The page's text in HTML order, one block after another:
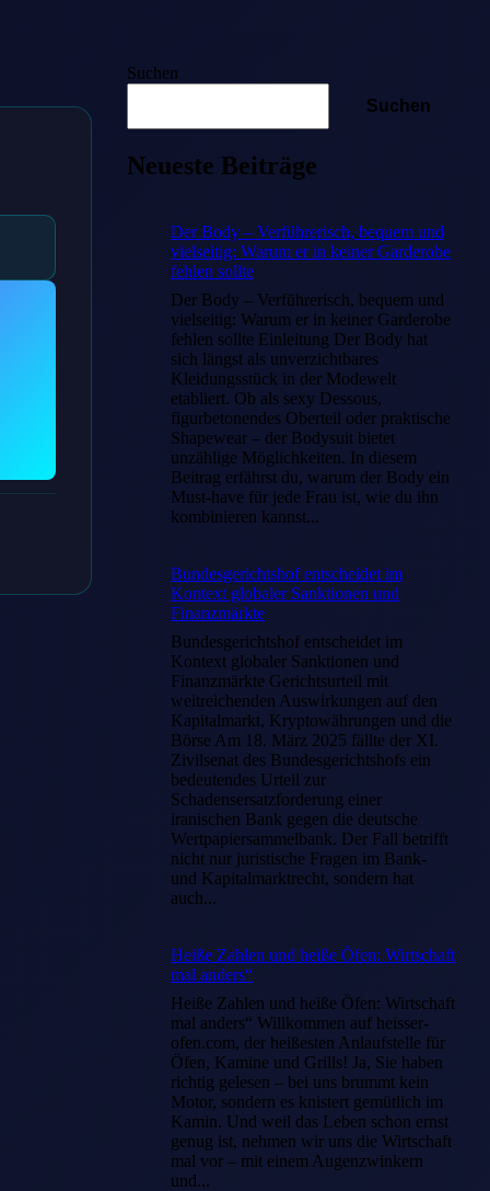
Suchen
Suchen
Neueste Beiträge
Der Body – Verführerisch, bequem und
vielseitig: Warum er in keiner Garderobe
fehlen sollte
Der Body – Verführerisch, bequem und
vielseitig: Warum er in keiner Garderobe
fehlen sollte Einleitung Der Body hat
sich längst als unverzichtbares
Kleidungsstück in der Modewelt
etabliert. Ob als sexy Dessous,
figurbetonendes Oberteil oder praktische
Shapewear – der Bodysuit bietet
unzählige Möglichkeiten. In diesem
Beitrag erfährst du, warum der Body ein
Must-have für jede Frau ist, wie du ihn
kombinieren kannst...
Bundesgerichtshof entscheidet im
Kontext globaler Sanktionen und
Finanzmärkte
Bundesgerichtshof entscheidet im
Kontext globaler Sanktionen und
Finanzmärkte Gerichtsurteil mit
weitreichenden Auswirkungen auf den
Kapitalmarkt, Kryptowährungen und die
Börse Am 18. März 2025 fällte der XI.
Zivilsenat des Bundesgerichtshofs ein
bedeutendes Urteil zur
Schadensersatzforderung einer
iranischen Bank gegen die deutsche
Wertpapiersammelbank. Der Fall betrifft
nicht nur juristische Fragen im Bank-
und Kapitalmarktrecht, sondern hat
auch...
Heiße Zahlen und heiße Öfen: Wirtschaft
mal anders“
Heiße Zahlen und heiße Öfen: Wirtschaft
mal anders“ Willkommen auf heisser-
ofen.com, der heißesten Anlaufstelle für
Öfen, Kamine und Grills! Ja, Sie haben
richtig gelesen – bei uns brummt kein
Motor, sondern es knistert gemütlich im
Kamin. Und weil das Leben schon ernst
genug ist, nehmen wir uns die Wirtschaft
mal vor – mit einem Augenzwinkern
und...